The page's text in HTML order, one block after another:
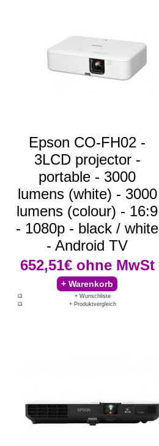
Epson CO-FH02 -
3LCD projector -
portable - 3000
lumens (white) - 3000
lumens (colour) - 16:9
- 1080p - black / white
- Android TV
652,51€ ohne MwSt
+ Wunschliste
+ Produktvergleich